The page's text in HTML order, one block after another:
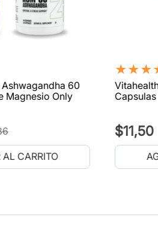
60
Magnesio Only
AL CARRITO
★★★
Capsulas
$11,50